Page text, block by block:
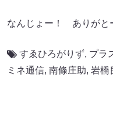
なんじょー！ ありがと
すゑひろがりず, プラ
ミネ通信, 南條庄助, 岩橋